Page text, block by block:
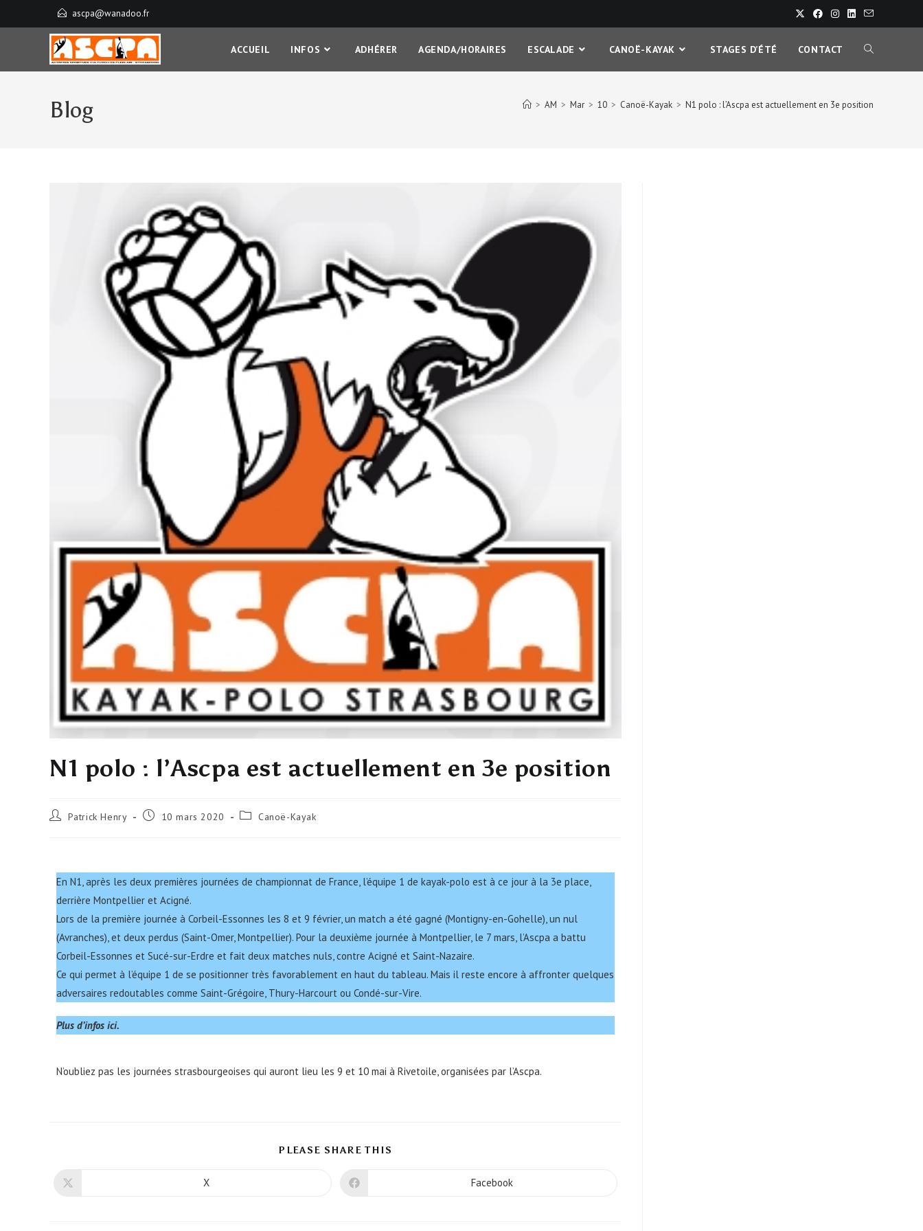
ascpa@wanadoo.fr
ACCUEIL INFOS ADHÉRER AGENDA/HORAIRES ESCALADE CANOË-KAYAK STAGES D’ÉTÉ CONTACT
Blog > AM > Mar > 10 > Canoë-Kayak > N1 polo : l’Ascpa est actuellement en 3e position
N1 polo : l’Ascpa est actuellement en 3e position
Patrick Henry 10 mars 2020 Canoë-Kayak
En N1, après les deux premières journées de championnat de France, l’équipe 1 de kayak-polo est à ce jour à la 3e place,
derrière Montpellier et Acigné.
Lors de la première journée à Corbeil-Essonnes les 8 et 9 février, un match a été gagné (Montigny-en-Gohelle), un nul
(Avranches), et deux perdus (Saint-Omer, Montpellier). Pour la deuxième journée à Montpellier, le 7 mars, l’Ascpa a battu
Corbeil-Essonnes et Sucé-sur-Erdre et fait deux matches nuls, contre Acigné et Saint-Nazaire.
Ce qui permet à l’équipe 1 de se positionner très favorablement en haut du tableau. Mais il reste encore à affronter quelques
adversaires redoutables comme Saint-Grégoire, Thury-Harcourt ou Condé-sur-Vire.
Plus d’infos ici.
N’oubliez pas les journées strasbourgeoises qui auront lieu les 9 et 10 mai à Rivetoile, organisées par l’Ascpa.
PLEASE SHARE THIS
X Facebook